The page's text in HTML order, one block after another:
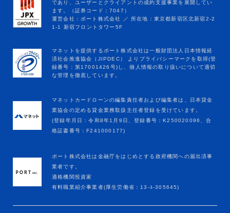
マネットカードローンの編集責任者および編集者は、日本貸金
業協会の定める貸金業務取扱主任者登録を受けています。
(登録年月日：令和8年1月9日、登録番号：K250020096、合
格証書番号：F241000177)
ポート株式会社は金融庁をはじめとする政府機関への届出済事
業者です。
適格機関投資家
有料職業紹介事業者(厚生労働省：13-ﾕ-305645)